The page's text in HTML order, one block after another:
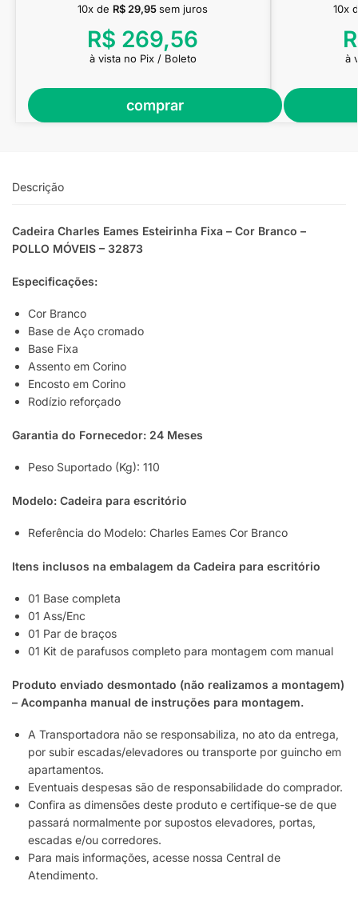
comprar
10x de R$29,95 sem juros
R$ 269,56
à vista no Pix / Boleto
10x
à
Descrição
Cadeira Charles Eames Esteirinha Fixa – Cor Branco –
POLLO MÓVEIS – 32873
Especificações:
Cor Branco
Base de Aço cromado
Base Fixa
Assento em Corino
Encosto em Corino
Rodízio reforçado
Garantia do Fornecedor: 24 Meses
Peso Suportado (Kg): 110
Modelo: Cadeira para escritório
Referência do Modelo: Charles Eames Cor Branco
Itens inclusos na embalagem da Cadeira para escritório
01 Base completa
01 Ass/Enc
01 Par de braços
01 Kit de parafusos completo para montagem com manual
Produto enviado desmontado (não realizamos a montagem)
– Acompanha manual de instruções para montagem.
A Transportadora não se responsabiliza, no ato da entrega,
por subir escadas/elevadores ou transporte por guincho em
apartamentos.
Eventuais despesas são de responsabilidade do comprador.
Confira as dimensões deste produto e certifique-se de que
passará normalmente por supostos elevadores, portas,
escadas e/ou corredores.
Para mais informações, acesse nossa Central de
Atendimento.